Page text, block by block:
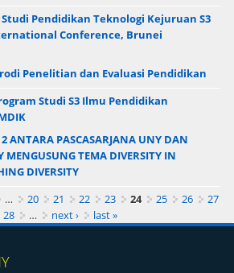
Pendidikan Teknologi Kejuruan S3
Conference, Brunei
Penelitian dan Evaluasi Pendidikan
Studi S3 Ilmu Pendidikan
ANTARA PASCASARJANA UNY DAN
MENGUSUNG TEMA DIVERSITY IN
DIVERSITY
… 20 21 22 23 24 25 26
27
28
… next › last »